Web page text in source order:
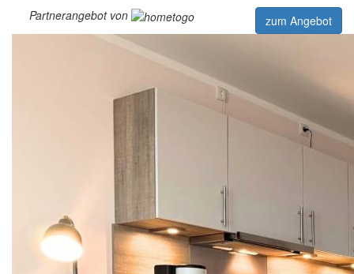
Partnerangebot von
zum Angebot